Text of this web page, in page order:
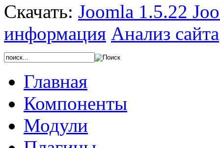
Скачать: Joomla 1.5.22
информация Анализ сайта
Главная
Компоненты
Модули